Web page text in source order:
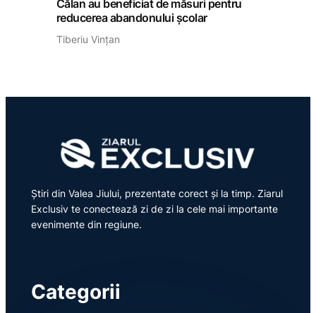
Călan au beneficiat de măsuri pentru
reducerea abandonului școlar
Tiberiu Vințan
Știri din Valea Jiului, prezentate corect și la timp. Ziarul
Exclusiv te conectează zi de zi la cele mai importante
evenimente din regiune.
Categorii